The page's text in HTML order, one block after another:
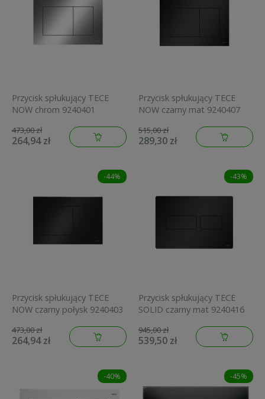
Przycisk spłukujący TECE
NOW chrom 9240401
473,00 zł
264,94 zł
Przycisk spłukujący TECE
NOW czarny mat 9240407
515,00 zł
289,30 zł
-44%
Przycisk spłukujący TECE
NOW czarny połysk 9240403
473,00 zł
264,94 zł
-43%
Przycisk spłukujący TECE
SOLID czarny mat 9240416
945,00 zł
539,50 zł
-40% -45%